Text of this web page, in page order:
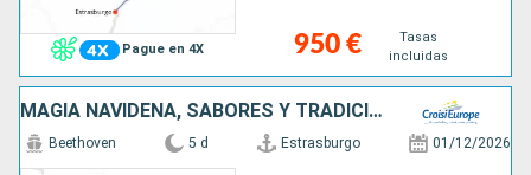
Pague en 4X 950 €
Tasas
incluidas
MAGIA NAVIDEÑA, SABORES Y TRADICIONES DE ADVIENTO EN UN CRUCERO POR EL RIN (FÓRMULA PUERTO/PUERTO)
Beethoven 5 d Estrasburgo 01/12/2026